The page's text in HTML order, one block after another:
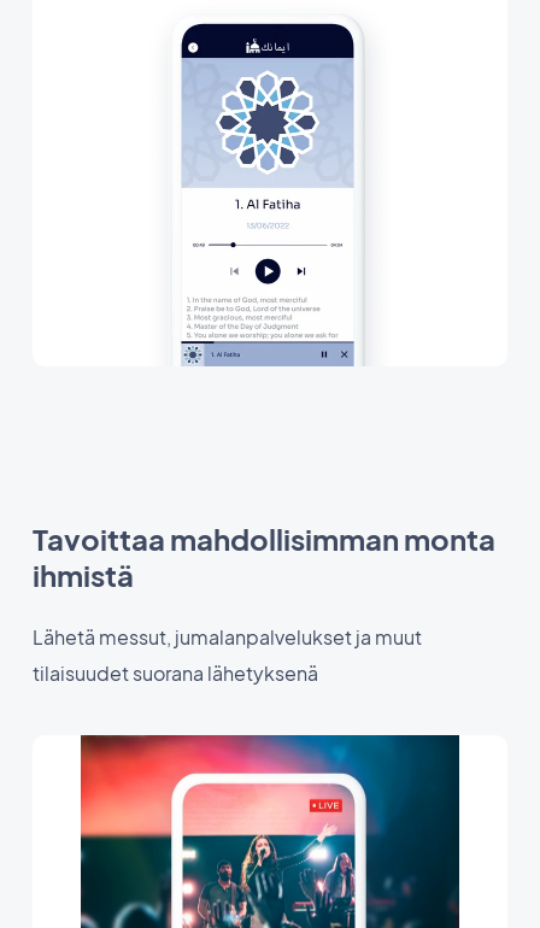
Tavoittaa mahdollisimman monta
ihmistä
Lähetä messut, jumalanpalvelukset ja muut
tilaisuudet suorana lähetyksenä